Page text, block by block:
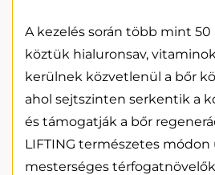
A kezelés során több mint
köztük hialuronsav,
kerülnek közvetlenül a bőr
ahol sejtszinten serkentik a
és támogatják a bőr
LIFTING természetes
mesterséges